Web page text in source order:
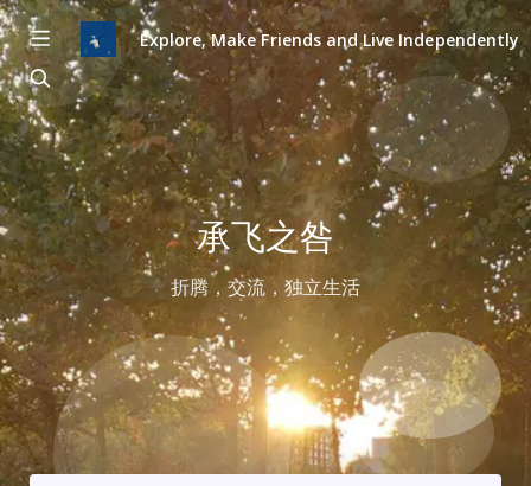
Explore, Make Friends and Live Independently
承飞之咎
折腾，交流，独立生活